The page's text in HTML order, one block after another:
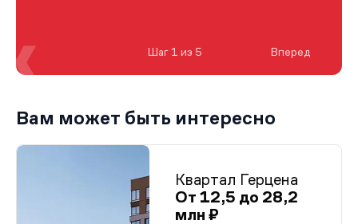
Шаг 1 из 5 Вперед
Вам может быть интересно
Квартал Герцена
От 12,5 до 28,2
млн ₽